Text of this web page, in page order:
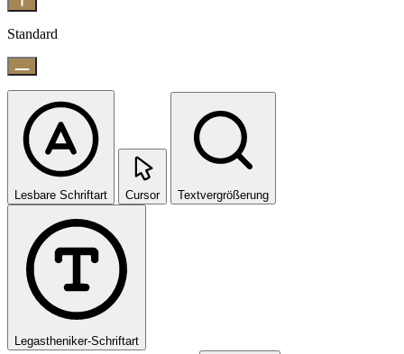
Standard
Lesbare Schriftart Cursor Textvergrößerung
Legastheniker-Schriftart